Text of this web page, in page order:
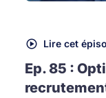
Lire cet
Ep. 85 :